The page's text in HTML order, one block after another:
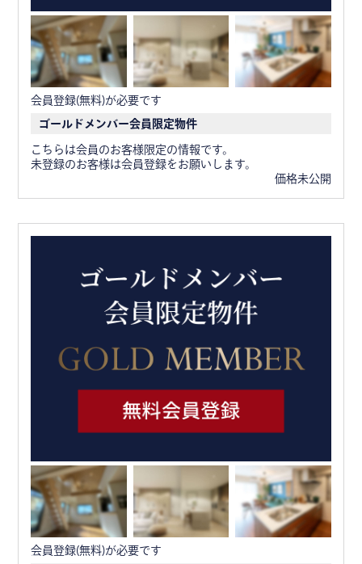
会員登録(無料)が必要です
ゴールドメンバー会員限定物件
こちらは会員のお客様限定の情報です。
未登録のお客様は会員登録をお願いします。
価格未公開
会員登録(無料)が必要です